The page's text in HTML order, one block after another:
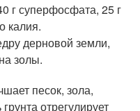
г суперфосфата, 25 г
калия.
дерновой земли,
золы.
песок, зола,
отрегулирует